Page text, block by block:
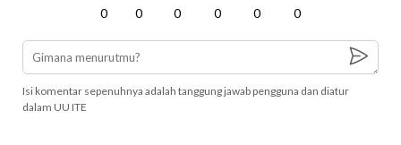
0 0 0 0 0 0
Isi komentar sepenuhnya adalah tanggung jawab pengguna dan diatur
dalam UU ITE